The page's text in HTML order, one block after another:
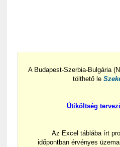
A Budapest-Szerbia-Bulgária
tölthető le
Útiköltség
Az Excel táblába írt
időpontban érvényes